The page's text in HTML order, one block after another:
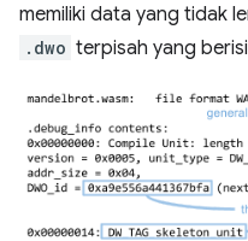
memiliki data yang tidak
.dwo terpisah yang